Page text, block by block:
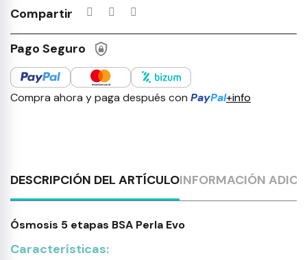
Compartir
Pago Seguro
Compra ahora y paga después con PayPal+info
DESCRIPCIÓN DEL ARTÍCULOINFORMACIÓN
Ósmosis 5 etapas BSA Perla Evo
Características: